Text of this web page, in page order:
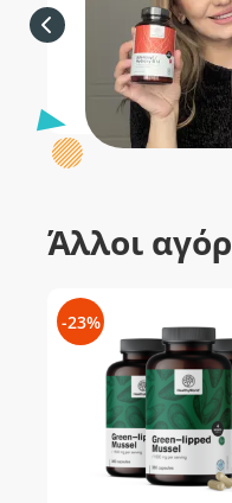
Άλλοι
-23%